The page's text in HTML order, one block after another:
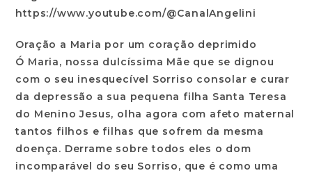
https://www.youtube.com/@CanalAngelini
Oração a Maria por um coração deprimido
Ó Maria, nossa dulcíssima Mãe que se dignou
com o seu inesquecível Sorriso consolar e curar
da depressão a sua pequena filha Santa Teresa
do Menino Jesus, olha agora com afeto maternal
tantos filhos e filhas que sofrem da mesma
doença. Derrame sobre todos eles o dom
incomparável do seu Sorriso, que é como uma